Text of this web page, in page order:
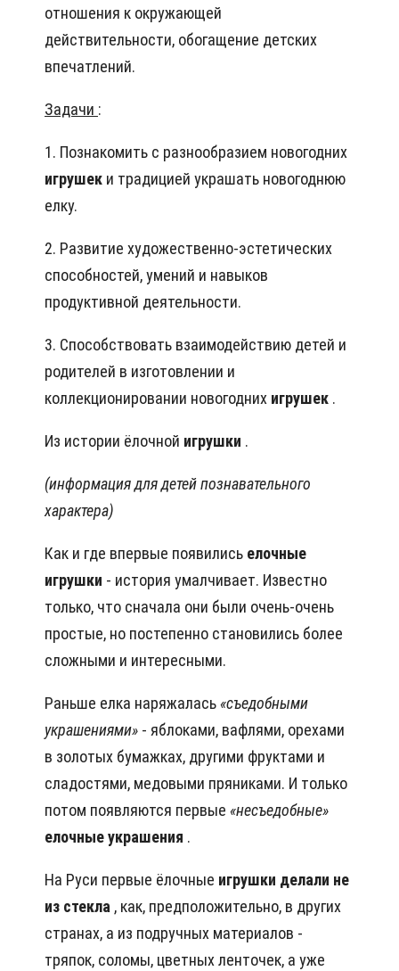
отношения к окружающей
действительности, обогащение детских
впечатлений.
Задачи :
1. Познакомить с разнообразием новогодних
игрушек и традицией украшать новогоднюю
елку.
2. Развитие художественно-эстетических
способностей, умений и навыков
продуктивной деятельности.
3. Способствовать взаимодействию детей и
родителей в изготовлении и
коллекционировании новогодних игрушек .
Из истории ёлочной игрушки .
(информация для детей познавательного
характера)
Как и где впервые появились елочные
игрушки - история умалчивает. Известно
только, что сначала они были очень-очень
простые, но постепенно становились более
сложными и интересными.
Раньше елка наряжалась«съедобными
украшениями» - яблоками, вафлями, орехами
в золотых бумажках, другими фруктами и
сладостями, медовыми пряниками. И только
потом появляются первые «несъедобные»
елочные украшения .
На Руси первые ёлочные игрушки делали не
из стекла , как, предположительно, в других
странах, а из подручных материалов -
тряпок, соломы, цветных ленточек, а уже